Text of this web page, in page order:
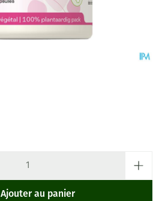
Ajouter au panier